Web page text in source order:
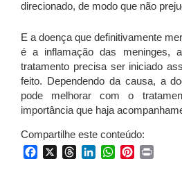
direcionado, de modo que não
E a doença que definitivamente
é a inflamação das meninges,
tratamento precisa ser iniciado
feito. Dependendo da causa, a
pode melhorar com o
importância que haja
Compartilhe este conteúdo:
FacebookThreadsLinkedInWhatsApp
Pinterest